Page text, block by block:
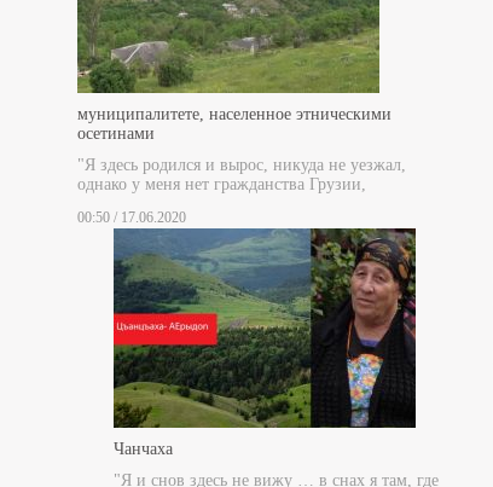
муниципалитете, населенное этническими
осетинами
"Я здесь родился и вырос, никуда не уезжал,
однако у меня нет гражданства Грузии,
00:50 / 17.06.2020
Чанчаха
"Я и снов здесь не вижу … в снах я там, где